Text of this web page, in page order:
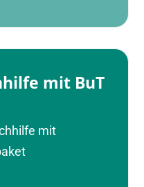
mit BuT
mit